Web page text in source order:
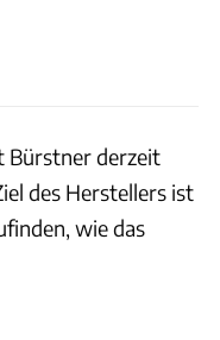
Bürstner derzeit
des Herstellers ist
wie das